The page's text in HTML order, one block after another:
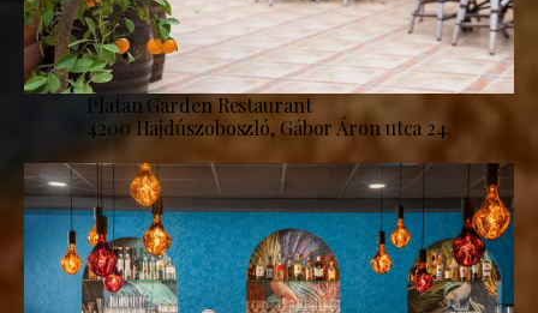
Platan Garden Restaurant
4200 Hajdúszoboszló, Gábor Áron utca 24.